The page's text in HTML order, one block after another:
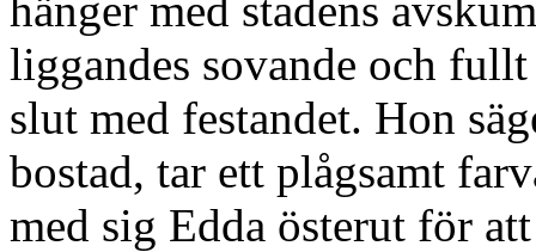
liggandes sovande och
slut med festandet. Hon
bostad, tar ett plågsamt
med sig Edda österut för